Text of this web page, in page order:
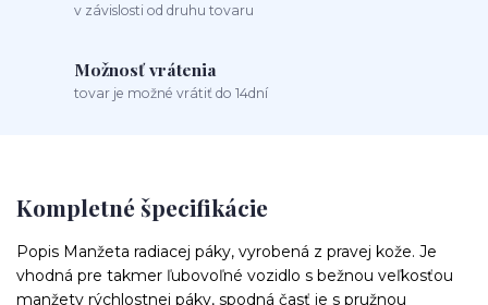
v závislosti od druhu tovaru
Možnosť vrátenia
tovar je možné vrátiť do 14dní
Kompletné špecifikácie
Popis Manžeta radiacej páky, vyrobená z pravej kože. Je
vhodná pre takmer ľubovoľné vozidlo s bežnou veľkosťou
manžety rýchlostnej páky, spodná časť je s pružnou